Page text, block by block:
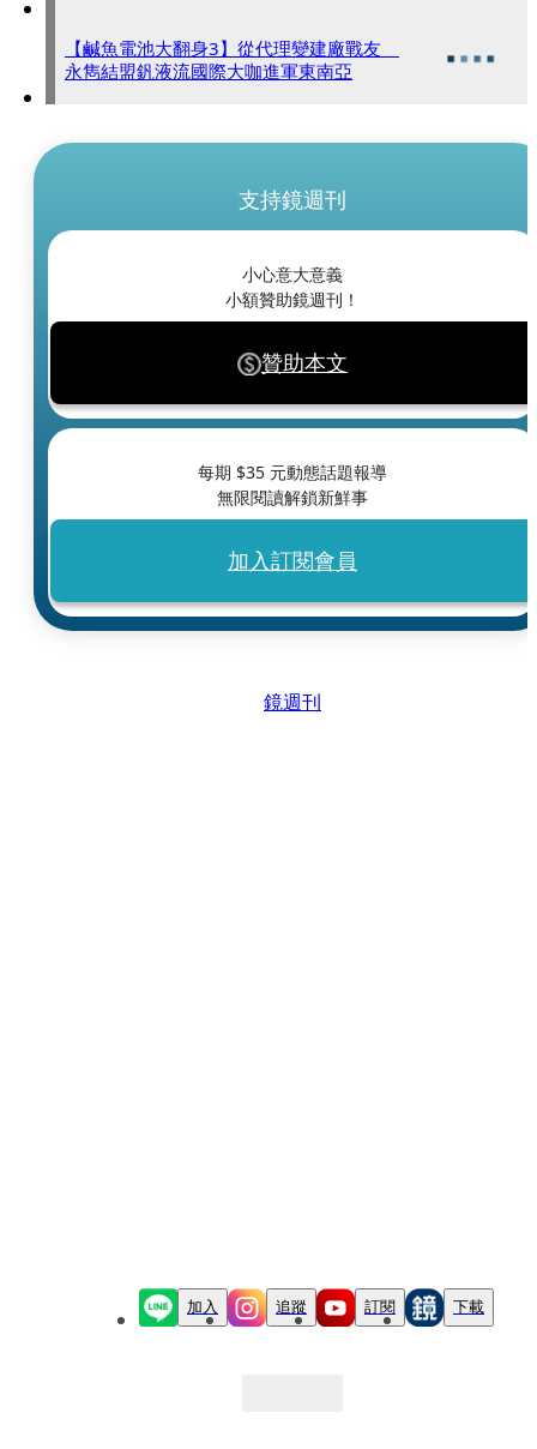
【鹹魚電池大翻身3】從代理變建廠戰友
永雋結盟釩液流國際大咖進軍東南亞
支持鏡週刊
小心意大意義
小額贊助鏡週刊！
贊助本文
每期 $35 元動態話題報導
無限閱讀解鎖新鮮事
加入訂閱會員
鏡週刊
加入 追蹤 訂閱 下載